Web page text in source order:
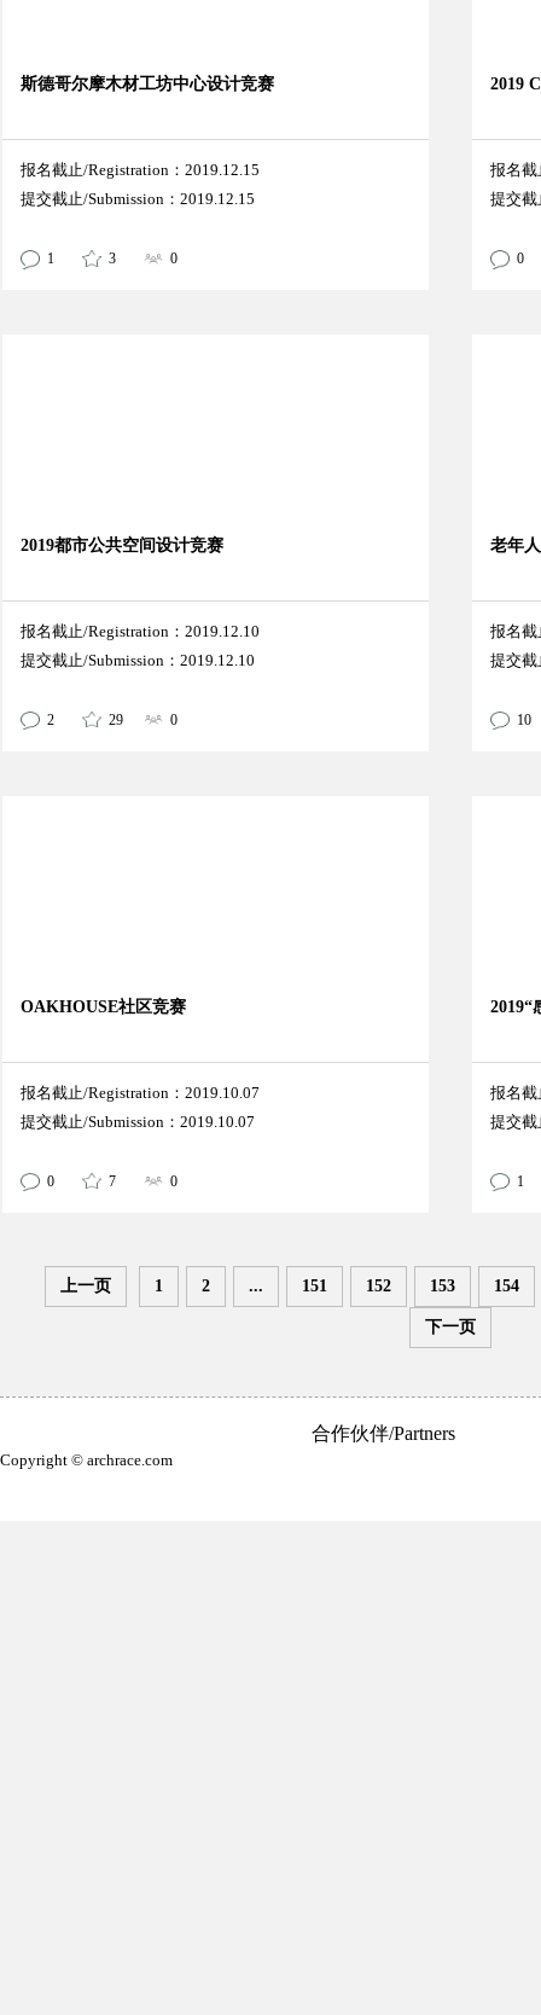
斯德哥尔摩木材工坊中心设计竞赛
报名截止/Registration：2019.12.15
提交截止/Submission：2019.12.15
1 3 0
2019
报名截
提交截
0
2019都市公共空间设计竞赛
报名截止/Registration：2019.12.10
提交截止/Submission：2019.12.10
2 29 0
老年
报名截
提交截
10
OAKHOUSE社区竞赛
报名截止/Registration：2019.10.07
提交截止/Submission：2019.10.07
0 7 0
2019“
报名截
提交截
1
上一页 1 2 ... 151 152 153 154
下一页
Copyright © archrace.com
合作伙伴/Partners